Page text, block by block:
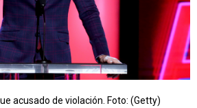
acusado de violación. Foto: (Getty)